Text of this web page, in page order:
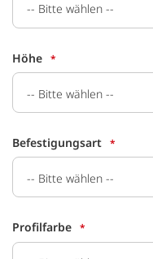
Höhe
Befestigungsart
Profilfarbe